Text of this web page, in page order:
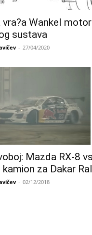
vra?a Wankel
sustava
- 27/04/2020
Mazda RX-8
kamion za Dakar
- 02/12/2018